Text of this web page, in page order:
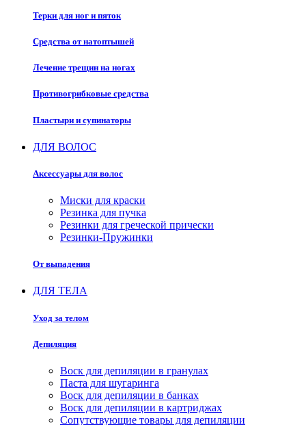
Терки для ног и пяток
Средства от натоптышей
Лечение трещин на ногах
Противогрибковые средства
Пластыри и супинаторы
ДЛЯ ВОЛОС
Аксессуары для волос
Миски для краски
Резинка для пучка
Резинки для греческой прически
Резинки-Пружинки
От выпадения
ДЛЯ ТЕЛА
Уход за телом
Депиляция
Воск для депиляции в гранулах
Паста для шугаринга
Воск для депиляции в банках
Воск для депиляции в картриджах
Сопутствующие товары для депиляции